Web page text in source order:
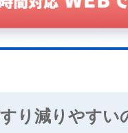
り減りやすい